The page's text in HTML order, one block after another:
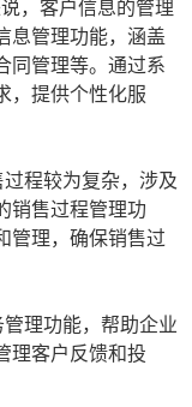
，客户信息的管理
息管理功能，涵盖
同管理等。通过系
，提供个性化服
程较为复杂，涉及
销售过程管理功
管理，确保销售过
理功能，帮助企业
理客户反馈和投